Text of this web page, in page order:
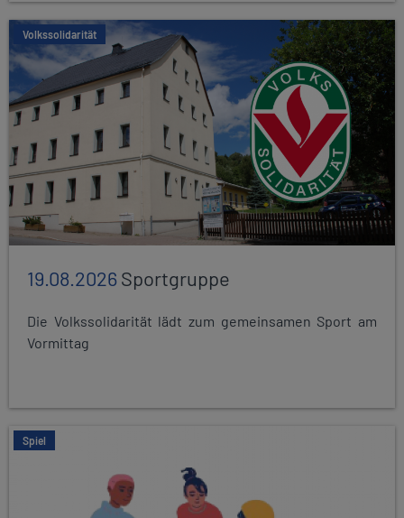
Volkssolidarität
19.08.2026Sportgruppe
Die Volkssolidarität lädt zum gemeinsamen Sport am
Vormittag
Spiel